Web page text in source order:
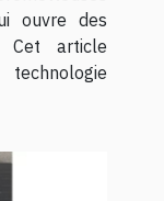
ouvre des
Cet article